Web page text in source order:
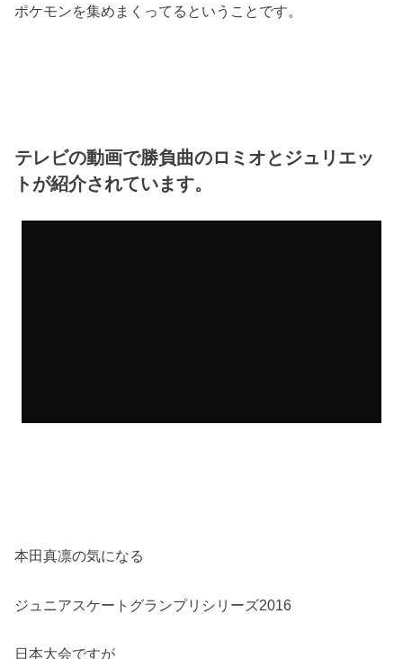
ポケモンを集めまくってるということです。
テレビの動画で勝負曲のロミオとジュリエッ
トが紹介されています。
本田真凛の気になる
ジュニアスケートグランプリシリーズ2016
日本大会ですが